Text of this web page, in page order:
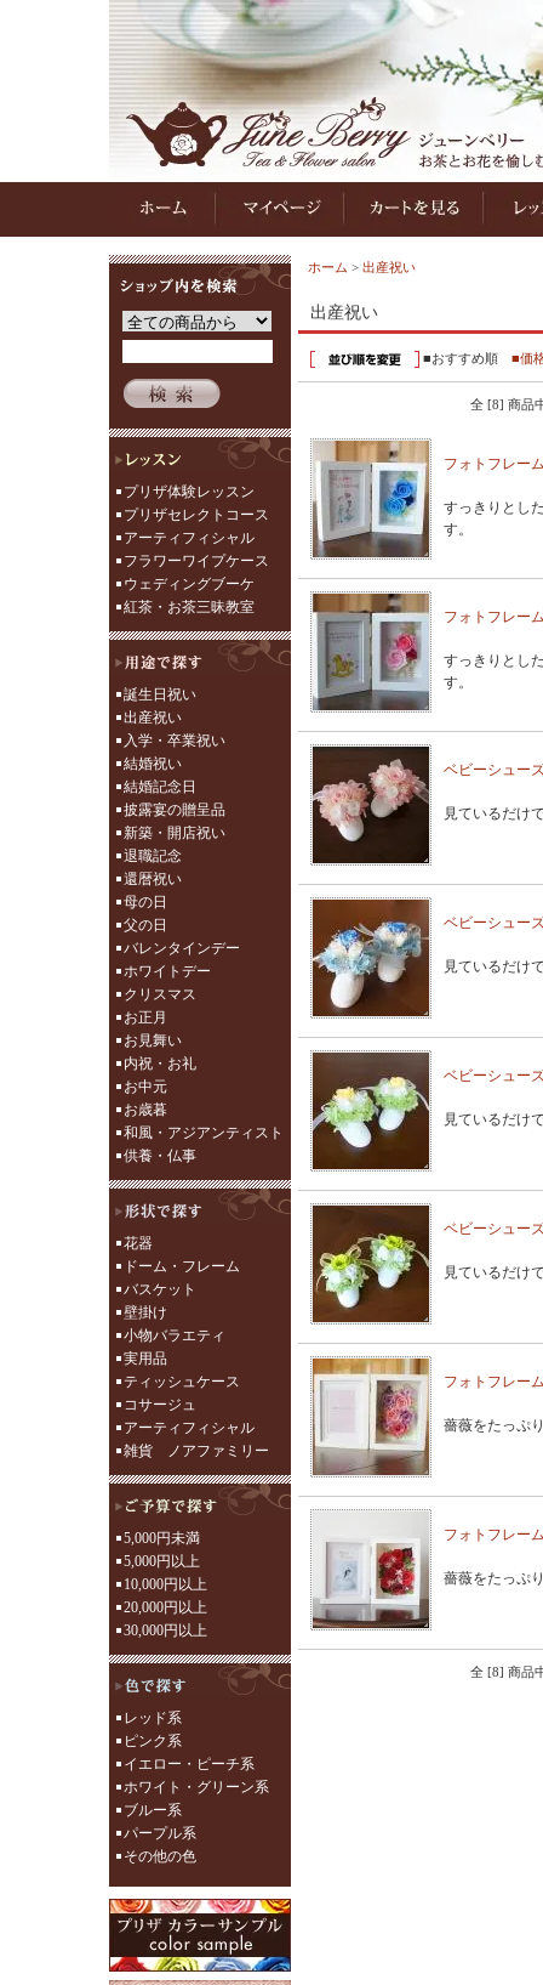
プリザ体験レッスン
プリザセレクトコース
アーティフィシャル
フラワーワイプケース
ウェディングブーケ
紅茶・お茶三昧教室
誕生日祝い
出産祝い
入学・卒業祝い
結婚祝い
結婚記念日
披露宴の贈呈品
新築・開店祝い
退職記念
還暦祝い
母の日
父の日
バレンタインデー
ホワイトデー
クリスマス
お正月
お見舞い
内祝・お礼
お中元
お歳暮
和風・アジアンティスト
供養・仏事
花器
ドーム・フレーム
バスケット
壁掛け
小物バラエティ
実用品
ティッシュケース
コサージュ
アーティフィシャル
雑貨 ノアファミリー
5,000円未満
5,000円以上
10,000円以上
20,000円以上
30,000円以上
レッド系
ピンク系
イエロー・ピーチ系
ホワイト・グリーン系
ブルー系
パープル系
その他の色
ホーム > 出産祝い
出産祝い
■おすすめ順 ■価
全 [8] 商品
フォトフレー
すっきりとし
す。
フォトフレー
すっきりとし
す。
ベビーシュー
見ているだけ
ベビーシュー
見ているだけ
ベビーシュー
見ているだけ
ベビーシュー
見ているだけ
フォトフレー
薔薇をたっぷ
フォトフレー
薔薇をたっぷ
全 [8] 商品